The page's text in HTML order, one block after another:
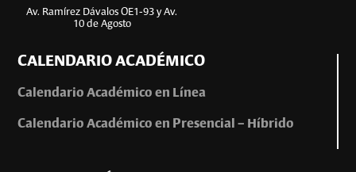
Av. Ramírez Dávalos OE1-93 y Av.
10 de Agosto
CALENDARIO ACADÉMICO
Calendario Académico en Línea
Calendario Académico en Presencial – Híbrido